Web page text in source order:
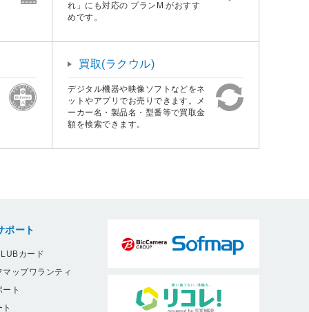
れ」にも対応の プランM がおすす
めです。
買取(ラクウル)
デジタル機器や映像ソフトなどをネ
ットやアプリでお売りできます。メ
ーカー名・製品名・型番等で買取金
額を検索できます。
ポート
カード
ップワランティ
ト